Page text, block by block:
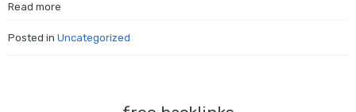
Read more
Posted in Uncategorized